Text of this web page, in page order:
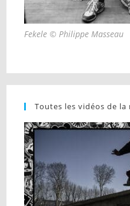
Fekele © Philippe Masseau
Toutes les vidéos de